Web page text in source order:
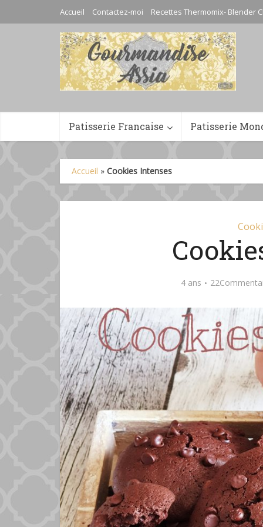
Accueil Contactez-moi Recettes Thermomix- Blender
Patisserie Francaise Patisserie
Accueil » Cookies Intenses
4 ans